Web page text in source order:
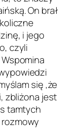
On brał
i jego
czyli
się ,że
zbliżona jest
tamtych